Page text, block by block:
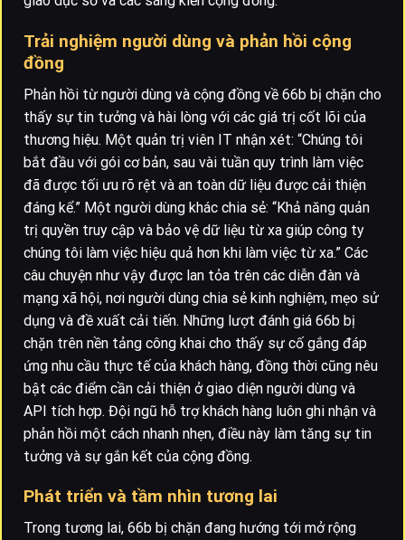
Trải nghiệm người dùng và phản hồi cộng
đồng
Phản hồi từ người dùng và cộng đồng về 66b bị chặn cho
thấy sự tin tưởng và hài lòng với các giá trị cốt lõi của
thương hiệu. Một quản trị viên IT nhận xét: “Chúng tôi
bắt đầu với gói cơ bản, sau vài tuần quy trình làm việc
đã được tối ưu rõ rệt và an toàn dữ liệu được cải thiện
đáng kể.” Một người dùng khác chia sẻ: “Khả năng quản
trị quyền truy cập và bảo vệ dữ liệu từ xa giúp công ty
chúng tôi làm việc hiệu quả hơn khi làm việc từ xa.” Các
câu chuyện như vậy được lan tỏa trên các diễn đàn và
mạng xã hội, nơi người dùng chia sẻ kinh nghiệm, mẹo sử
dụng và đề xuất cải tiến. Những lượt đánh giá 66b bị
chặn trên nền tảng công khai cho thấy sự cố gắng đáp
ứng nhu cầu thực tế của khách hàng, đồng thời cũng nêu
bật các điểm cần cải thiện ở giao diện người dùng và
API tích hợp. Đội ngũ hỗ trợ khách hàng luôn ghi nhận và
phản hồi một cách nhanh nhẹn, điều này làm tăng sự tin
tưởng và sự gắn kết của cộng đồng.
Phát triển và tầm nhìn tương lai
Trong tương lai, 66b bị chặn đang hướng tới mở rộng